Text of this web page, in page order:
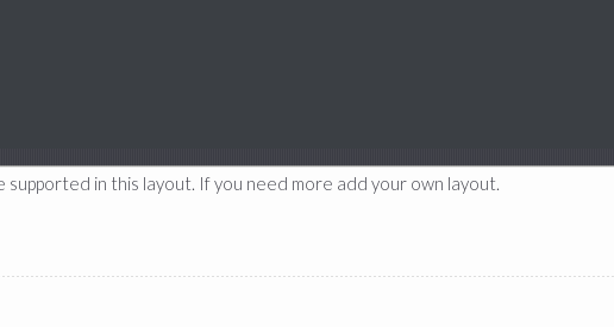
supported in this layout. If you need more add your own layout.